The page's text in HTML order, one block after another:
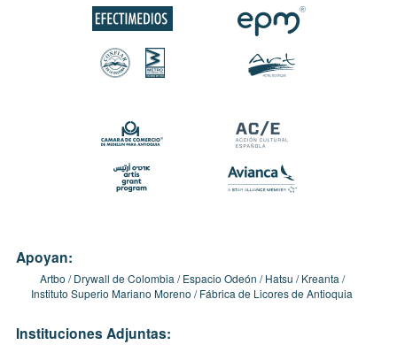
Apoyan:
Artbo Drywall de Colombia Espacio Odeón Hatsu
Kreanta
Instituto Superio Mariano Moreno
Fábrica de Licores de Antioquia
Instituciones Adjuntas: